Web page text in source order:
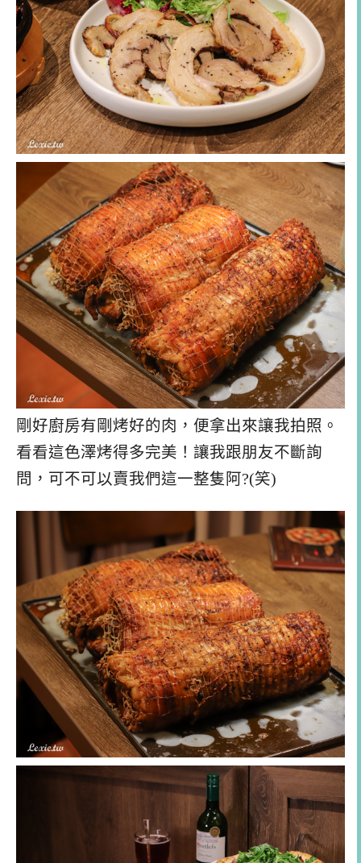
剛好廚房有剛烤好的肉，便拿出來讓我拍照。
看看這色澤烤得多完美！讓我跟朋友不斷詢
問，可不可以賣我們這一整隻阿?(笑)